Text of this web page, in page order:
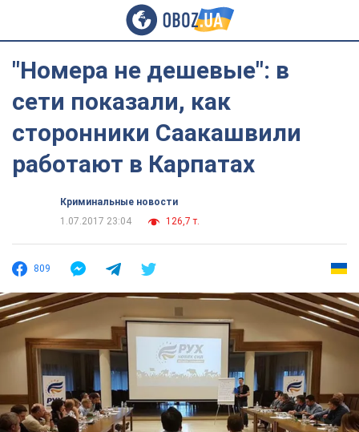
"Номера не дешевые": в
сети показали, как
сторонники Саакашвили
работают в Карпатах
Криминальные новости
1.07.2017 23:04
126,7 т.
809